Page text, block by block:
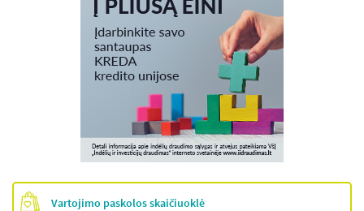
Vartojimo paskolos skaičiuoklė